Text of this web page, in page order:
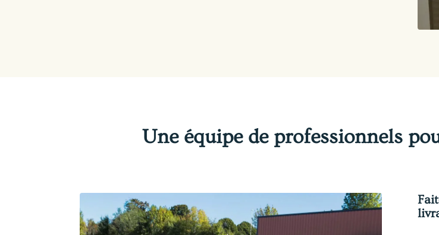
Une équipe de professionnels